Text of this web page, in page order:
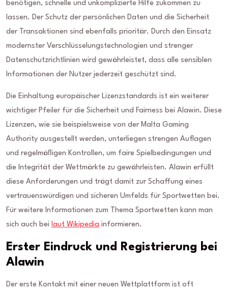
benötigen, schnelle und unkomplizierte Hilfe zukommen zu
lassen. Der Schutz der persönlichen Daten und die Sicherheit
der Transaktionen sind ebenfalls prioritär. Durch den Einsatz
modernster Verschlüsselungstechnologien und strenger
Datenschutzrichtlinien wird gewährleistet, dass alle sensiblen
Informationen der Nutzer jederzeit geschützt sind.
Die Einhaltung europäischer Lizenzstandards ist ein weiterer
wichtiger Pfeiler für die Sicherheit und Fairness bei Alawin. Diese
Lizenzen, wie sie beispielsweise von der Malta Gaming
Authority ausgestellt werden, unterliegen strengen Auflagen
und regelmäßigen Kontrollen, um faire Spielbedingungen und
die Integrität der Wettmärkte zu gewährleisten. Alawin erfüllt
diese Anforderungen und trägt damit zur Schaffung eines
vertrauenswürdigen und sicheren Umfelds für Sportwetten bei.
Für weitere Informationen zum Thema Sportwetten kann man
sich auch bei laut Wikipedia informieren.
Erster Eindruck und Registrierung bei
Alawin
Der erste Kontakt mit einer neuen Wettplattform ist oft